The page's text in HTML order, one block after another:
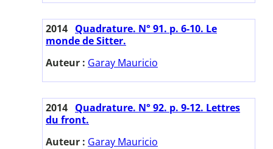
2014 Quadrature. N° 91. p. 6-10. Le
monde de Sitter.
Auteur : Garay Mauricio
2014 Quadrature. N° 92. p. 9-12. Lettres
du front.
Auteur : Garay Mauricio